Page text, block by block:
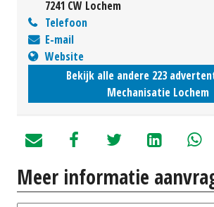
7241 CW Lochem
Telefoon
E-mail
Website
Bekijk alle andere 223
Mechanisatie Lochem
Meer informatie